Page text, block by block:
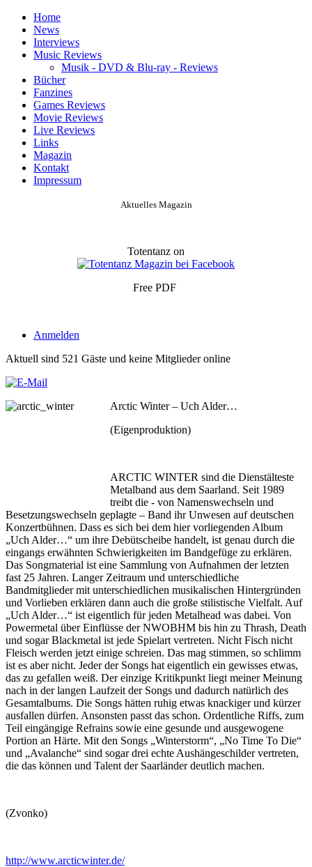
Home
News
Interviews
Music Reviews
Musik - DVD & Blu-ray - Reviews
Bücher
Fanzines
Games Reviews
Movie Reviews
Live Reviews
Links
Magazin
Kontakt
Impressum
Aktuelles Magazin
Totentanz on
Free PDF
Anmelden
Aktuell sind 521 Gäste und keine Mitglieder online
Arctic Winter – Uch Alder…
(Eigenproduktion)
ARCTIC WINTER sind die Dienstälteste
Metalband aus dem Saarland. Seit 1989
treibt die - von Namenswechseln und
Besetzungswechseln geplagte – Band ihr Unwesen auf deutschen
Konzertbühnen. Dass es sich bei dem hier vorliegenden Album
„Uch Alder…“ um ihre Debütscheibe handelt, ist genau durch die
eingangs erwähnten Schwierigkeiten im Bandgefüge zu erklären.
Das Songmaterial ist eine Sammlung von Aufnahmen der letzten
fast 25 Jahren. Langer Zeitraum und unterschiedliche
Bandmitglieder mit unterschiedlichen musikalischen Hintergründen
und Vorlieben erklären dann auch die große stilistische Vielfalt. Auf
„Uch Alder…“ ist eigentlich für jeden Metalhead was dabei. Von
Powermetal über Einflüsse der NWOBHM bis hin zu Thrash, Death
und sogar Blackmetal ist jede Spielart vertreten. Nicht Fisch nicht
Fleisch werden jetzt einige schreien. Das mag stimmen, so schlimm
ist es aber nicht. Jeder der Songs hat eigentlich ein gewisses etwas,
das zu gefallen weiß. Der einzige Kritikpunkt liegt meiner Meinung
nach in der langen Laufzeit der Songs und dadurch natürlich des
Gesamtalbums. Die Songs hätten ruhig etwas knackiger und kürzer
ausfallen dürfen. Ansonsten passt das schon. Ordentliche Riffs, zum
Teil eingängige Refrains sowie eine gesunde und ausgewogene
Portion an Härte. Mit den Songs „Winterstorm“, „No Time To Die“
und „Avalanche“ sind sogar drei echte Aushängeschilder vertreten,
die das können und Talent der Saarländer deutlich machen.
(Zvonko)
http://www.arcticwinter.de/